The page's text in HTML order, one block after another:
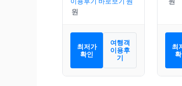
최저가
확인
여행객
이용후
기
최